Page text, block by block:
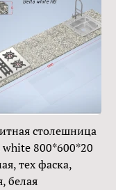
столешница
white 800*600*20
тех фаска,
белая